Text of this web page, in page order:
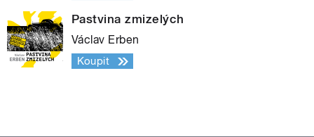
Pastvina zmizelých
Václav Erben
Koupit